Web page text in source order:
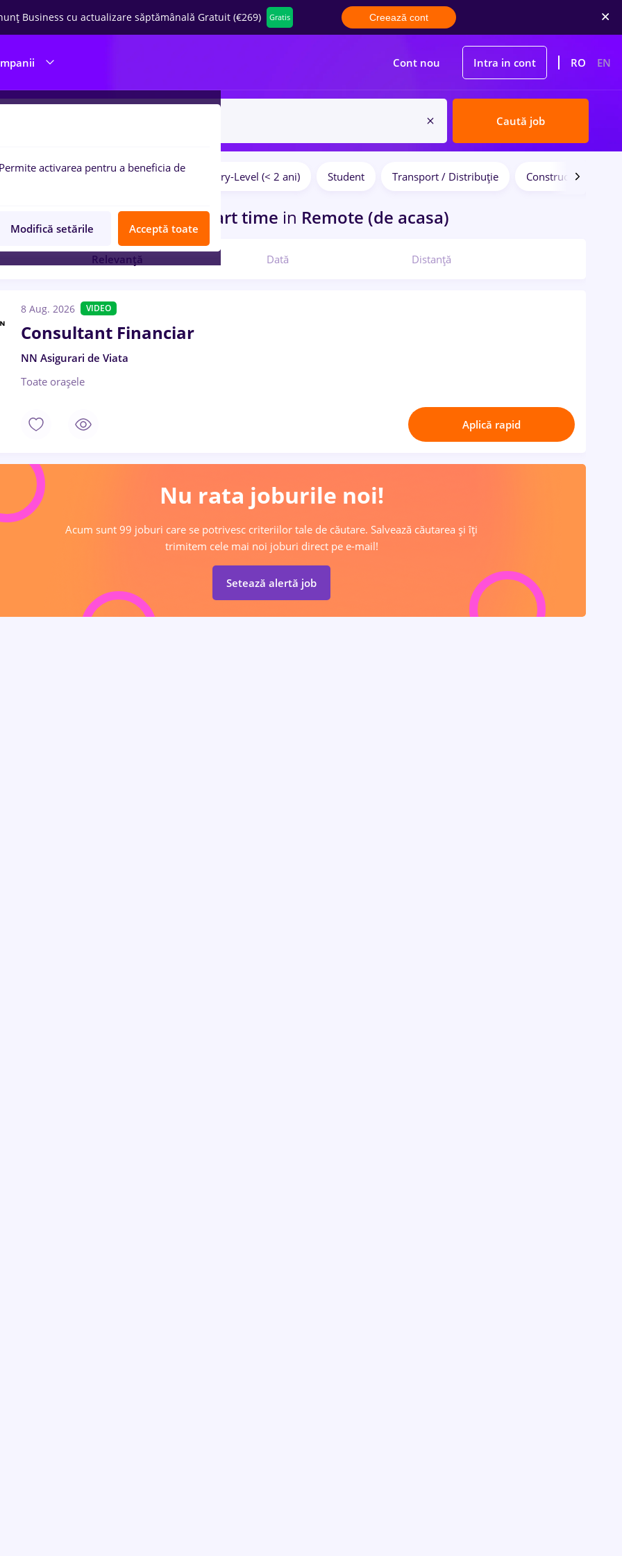
Business cu actualizare săptămânală Gratuit (€269) Gratis Creează cont
Cont nou Intra in cont RO EN
Caută job
Entry-Level (< 2 ani) Student Transport / Distribuție Construcții /
manager it, Part time in Remote (de acasa)
Relevanță Dată Distanță
8 Aug. 2026 VIDEO
Consultant Financiar
NN Asigurari de Viata
Toate oraşele
Aplică rapid
Nu rata joburile noi!
Acum sunt 99 joburi care se potrivesc criteriilor tale de căutare. Salvează căutarea și îți
trimitem cele mai noi joburi direct pe e-mail!
Setează alertă job
Permite activarea pentru a beneficia de
Modifică setările Acceptă toate